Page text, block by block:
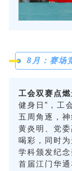
8月：赛场
工会双赛点燃
健身日”，工
五周角逐，
黄炎明、党
喝彩，同时
学科颁发纪
首届江门华